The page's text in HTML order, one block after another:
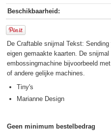
Beschikbaarheid:
De Craftable snijmal Tekst:
eigen gemaakte kaarten. De
embossingmachine bijvoorbeeld
of andere gelijke machines.
Tiny's
Marianne Design
Geen minimum bestelbedrag